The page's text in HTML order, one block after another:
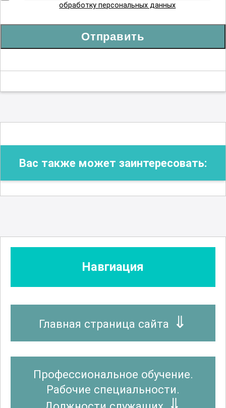
обработку персональных данных
Отправить
Вас также может заинтересовать:
Навгиация
Главная страница сайта
Профессиональное обучение.
Рабочие специальности.